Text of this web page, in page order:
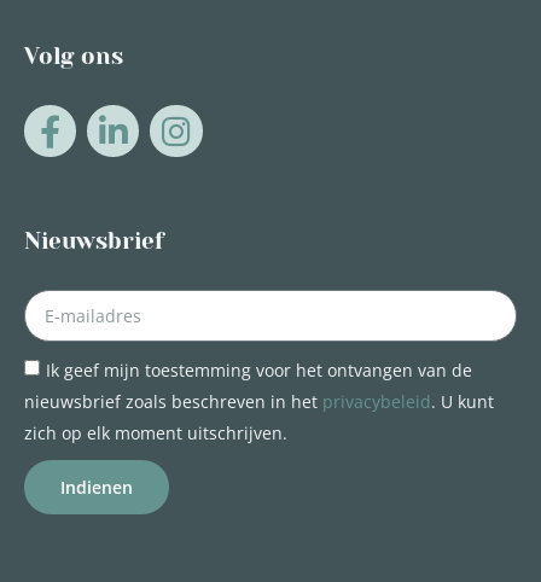
Volg ons
Nieuwsbrief
Ik geef mijn toestemming voor het ontvangen van de
nieuwsbrief zoals beschreven in het privacybeleid. U kunt
zich op elk moment uitschrijven.
Indienen